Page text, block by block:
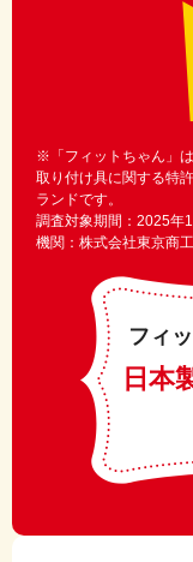
※「フィットちゃん」
取り付け具に関する特
ランドです。
調査対象期間：2025年
機関：株式会社東京商
フィ
日本